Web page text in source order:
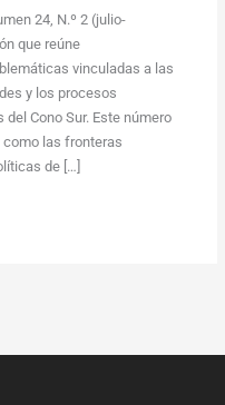
24, N.º 2 (julio-
que reúne
vinculadas a las
y los procesos
Cono Sur. Este número
las fronteras
de […]